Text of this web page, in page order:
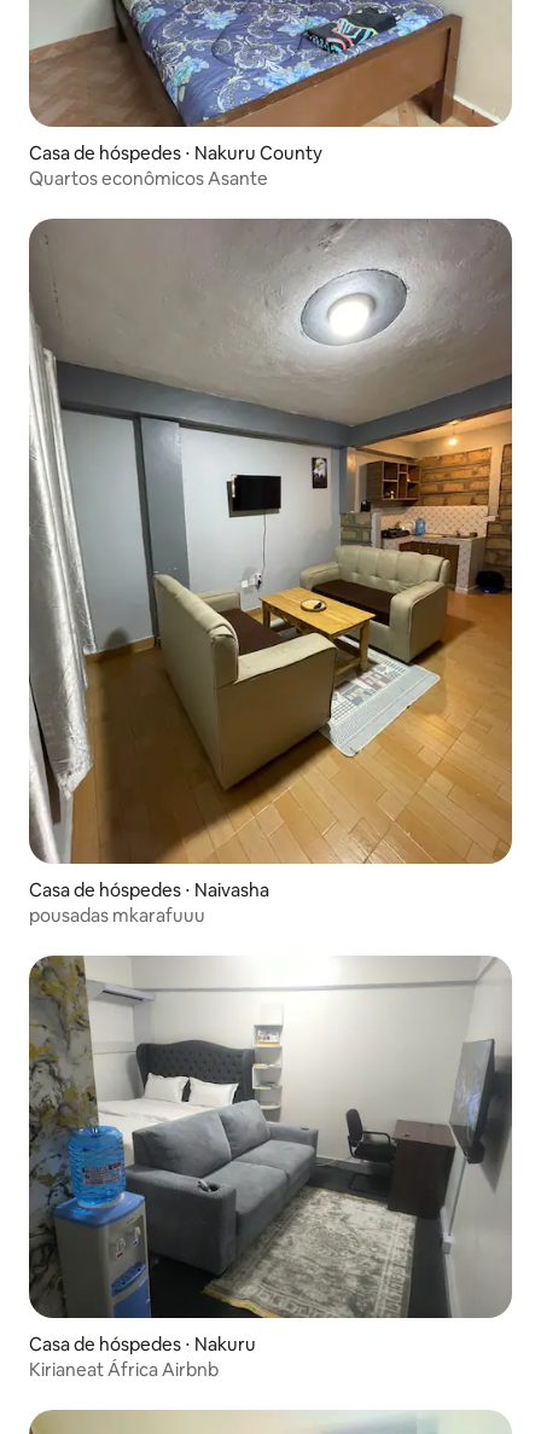
Casa de hóspedes ⋅ Nakuru County
Quartos econômicos Asante
Casa de hóspedes ⋅ Naivasha
pousadas mkarafuuu
Casa de hóspedes ⋅ Nakuru
Kirianeat África Airbnb